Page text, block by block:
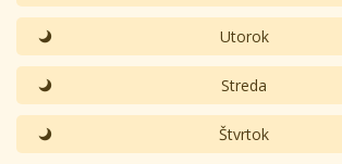
Utorok
Streda
Štvrtok